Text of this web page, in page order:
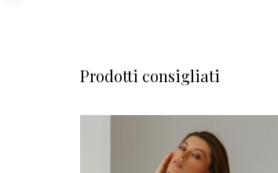
Prodotti consigliati